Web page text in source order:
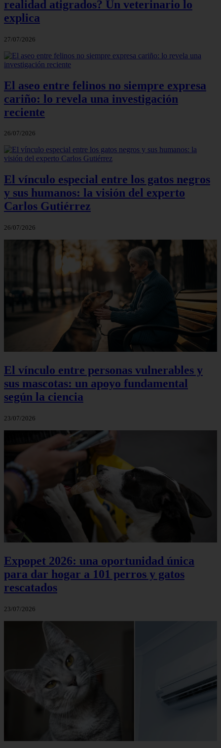
realidad atigrados? Un veterinario lo
explica
27/07/2026
El aseo entre felinos no siempre expresa
cariño: lo revela una investigación
reciente
26/07/2026
El vínculo especial entre los gatos negros
y sus humanos: la visión del experto
Carlos Gutiérrez
26/07/2026
El vínculo entre personas vulnerables y
sus mascotas: un apoyo fundamental
según la ciencia
23/07/2026
Expopet 2026: una oportunidad única
para dar hogar a 101 perros y gatos
rescatados
23/07/2026